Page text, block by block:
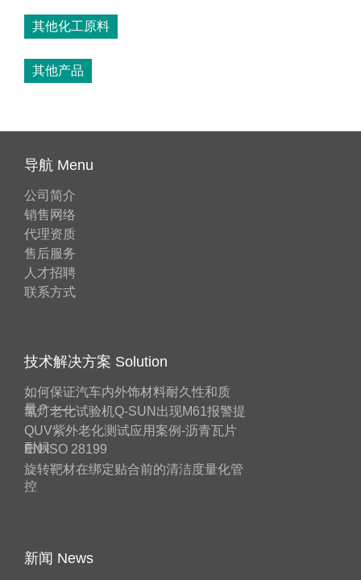
其他化工原料
其他产品
导航 Menu
公司简介
销售网络
代理资质
售后服务
人才招聘
联系方式
技术解决方案 Solution
如何保证汽车内外饰材料耐久性和质
量？——
氙灯老化试验机Q-SUN出现M61报警提
QUV紫外老化测试应用案例-沥青瓦片
耐候
EN ISO 28199
旋转靶材在绑定贴合前的清洁度量化管
控
新闻 News